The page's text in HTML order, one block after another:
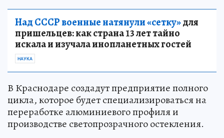
Над СССР военные натянули «сетку»для
пришельцев: как страна 13 лет тайно
искала и изучала инопланетных гостей
НАУКА
В Краснодаре создадут предприятие полного
цикла, которое будет специализироваться на
переработке алюминиевого профиля и
производстве светопрозрачного остекления.